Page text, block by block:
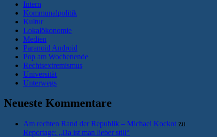
Intern
Kommunalpolitik
Kultur
Lokalökonomie
Medien
Paranoid Android
Pop am Wochenende
Rechtsextremismus
Universität
Unterwegs
Neueste Kommentare
Am rechten Rand der Republik – Michael Kockot zu
Reportage: „Da ist man lieber still“